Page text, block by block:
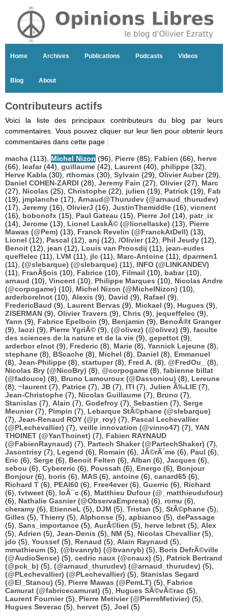
Home Archives Publications Podcasts Videos
Blog About
Contributeurs actifs
Voici la liste des principaux contributeurs du blog par leurs
commentaires. Vous pouvez cliquer sur leur lien pour obtenir leurs
commentaires dans cette page :
macha (113), Michel Nizon (96), Pierre (85), Fabien (66), herve
(66), leafar(44), guillaume (42), Laurent (40), philippe (32),
Herve Kabla (30), rthomas (30), Sylvain (29), Olivier Auber(29),
Daniel COHEN-ZARDI (28), Jeremy Fain (27), Olivier(27), Marc
(27), Nicolas (25), Christophe (22), julien (19), Patrick (19), Fab
(19), jmplanche (17), Arnaud@Thurudev (@arnaud_thurudev)
(17), Jeremy (16), OlivierJ (16), JustinThemiddle (16), vicnent
(16), bobonofx (15), Paul Gateau (15), Pierre Jol (14), patr_ix
(14), Jerome (13), Lionel LaskÃ© (@lionellaske) (13), Pierre
Mawas (@Pem) (13), Franck Revelin (@FranckAtDell) (13),
Lionel (12), Pascal (12), anj (12), /Olivier(12), Phil Jeudy (12),
Benoit (12), jean (12), Louis van Proosdij (11), jean-eudes
queffelec (11), LVM (11), jlc (11), Marc-Antoine (11), dparmen1
(11), (@slebarque) (@slebarque) (11), INFO (@LINKANDEV)
(11), FranÃ§ois (10), Fabrice (10), Filmail (10), babar(10),
arnaud (10), Vincent (10), Philippe Marques (10), Nicolas Andre
(@corpogame) (10), Michel Nizon (@MichelNizon) (10),
arderborelnot (10), Alexis (9), David (9), Rafael (9),
FredericBaud (9), Laurent Bervas (9), Mickael (9), Hugues (9),
ZISERMAN (9), Olivier Travers (9), Chris (9), jequeffelec (9),
Yann (9), Fabrice Epelboin (9), Benjamin (9), BenoÃ®t Granger
(9), laozi (9), Pierre YgriÃ© (9), (@olivez) (@olivez) (9), faculte
des sciences de la nature et de la vie (9), gepettot (9),
arderbor elnot (9), Frederic (8), Marie (8), Yannick Lejeune (8),
stephane (8), BScache (8), Michel (8), Daniel (8), Emmanuel
(8), Jean-Philippe (8), startuper(8), Fred A. (8), @FredOu_
(8),
Nicolas Bry (@NicoBry) (8), @corpogame (8), fabienne billat
(@fadouce) (8), Bruno Lamouroux (@Dassoniou) (8), Lereune
(8), ~laurent (7), Patrice (7), JB (7), ITI (7), Julien Ã‰LIE (7),
Jean-Christophe (7), Nicolas Guillaume (7), Bruno (7),
Stanislas (7), Alain (7), Godefroy (7), Sebastien (7), Serge
Meunier(7), Pimpin (7), Lebarque StÃ©phane (@slebarque)
(7), Jean-Renaud ROY (@jr_roy) (7), Pascal Lechevallier
(@PLechevallier) (7), veille innovation (@vinno47) (7), YAN
THOINET (@YanThoinet) (7), Fabien RAYNAUD
(@FabienRaynaud) (7), Partech Shaker (@PartechShaker) (7),
Jasontrisy (7), Legend (6), Romain (6), JÃ©rÃ´me (6), Paul (6),
Eric (6), Serge (6), Benoit Felten (6), Alban (6), Jacques (6),
sebou (6), Cybereric (6), Poussah (6), Energo (6), Bonjour
Bonjour(6), boris (6), MAS (6), antoine (6), canard65 (6),
Richard T (6), PEAI60 (6), Free4ever(6), Guerric (6), Richard
(6), tvtweet (6), loÃ¯c (6), Matthieu Dufour (@_matthieudufour)
(6), Nathalie Gasnier (@ObservaEmpresa) (6), romu (6),
cheramy (6), EtienneL (5), DJM (5), Tristan (5), StÃ©phane (5),
Gilles (5), Thierry (5), Alphonse (5), apbianco (5), dePassage
(5), Sans_importance (5), AurÃ©lien (5), herve lebret (5), Alex
(5), Adrien (5), Jean-Denis (5), NM (5), Nicolas Chevallier(5),
jdo (5), Youssef (5), Renaud (5), Alain Raynaud (5),
mmathieum (5), (@bvanryb) (@bvanryb) (5), Boris DefrÃ©ville
(@AudioSense) (5), cedric naux (@cnaux) (5), Patrick Bertrand
(@pck_b) (5), (@arnaud_thurudev) (@arnaud_thurudev) (5),
(@PLechevallier) (@PLechevallier) (5), Stanislas Segard
(@El_Stanou) (5), Pierre Mawas (@PemLT) (5), Fabrice
Camurat (@fabricecamurat) (5), Hugues SÃ©vÃ©rac (5),
Laurent Fournier(5), Pierre Metivier (@PierreMetivier) (5),
Hugues Severac (5), hervet (5), Joel (5)